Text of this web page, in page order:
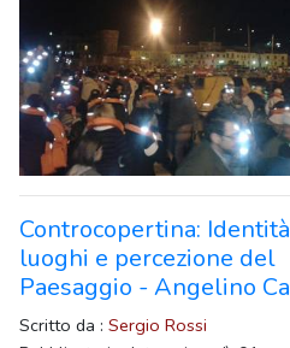
Controcopertina:
luoghi e percezione del
Paesaggio - Angelino
Scritto da : Sergio Rossi